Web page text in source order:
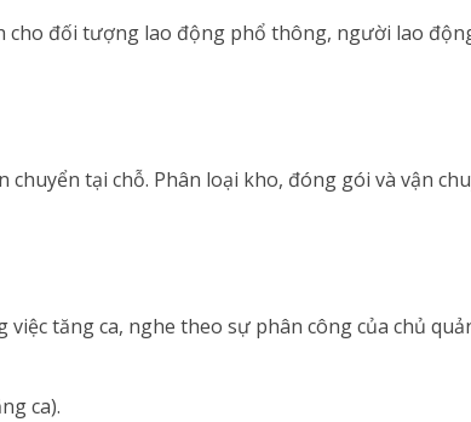
cho đối tượng lao động phổ thông, người lao
chuyển tại chỗ. Phân loại kho, đóng gói và vận
việc tăng ca, nghe theo sự phân công của chủ
ca).